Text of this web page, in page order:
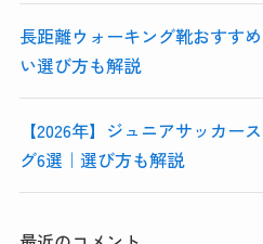
長距離ウォーキング靴おすす
い選び方も解説
【2026年】ジュニアサッカー
グ6選｜選び方も解説